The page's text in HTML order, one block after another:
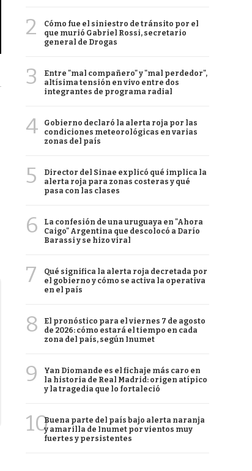
2
Cómo fue el siniestro de tránsito por el
que murió Gabriel Rossi, secretario
general de Drogas
3
Entre "mal compañero" y "mal perdedor",
altísima tensión en vivo entre dos
integrantes de programa radial
4
Gobierno declaró la alerta roja por las
condiciones meteorológicas en varias
zonas del país
5
Director del Sinae explicó qué implica la
alerta roja para zonas costeras y qué
pasa con las clases
6
La confesión de una uruguaya en "Ahora
Caigo" Argentina que descolocó a Darío
Barassi y se hizo viral
7
Qué significa la alerta roja decretada por
el gobierno y cómo se activa la operativa
en el país
8
El pronóstico para el viernes 7 de agosto
de 2026: cómo estará el tiempo en cada
zona del país, según Inumet
9
Yan Diomande es el fichaje más caro en
la historia de Real Madrid: origen atípico
y la tragedia que lo fortaleció
10Buena parte del país bajo alerta naranja
y amarilla de Inumet por vientos muy
fuertes y persistentes